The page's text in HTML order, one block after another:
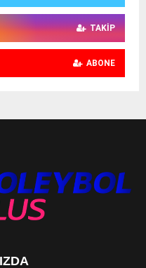
TAKIP
ABONE